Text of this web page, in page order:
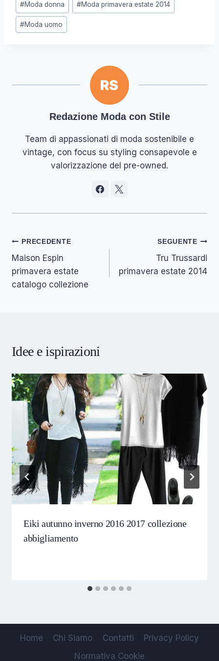
#Moda donna #Moda primavera estate 2014
#Moda uomo
Redazione Moda con Stile
Team di appassionati di moda sostenibile e
vintage, con focus su styling consapevole e
valorizzazione del pre-owned.
Navigazione
articoli
PRECEDENTE
Maison Espin
primavera estate
catalogo collezione
SEGUENTE
Tru Trussardi
primavera estate 2014
Idee e ispirazioni
Eiki autunno inverno 2016 2017 collezione
abbigliamento
Home Chi Siamo Contatti
Privacy Policy
Normativa Cookie